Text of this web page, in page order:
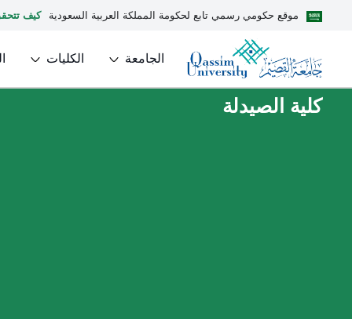
موقع حكومي رسمي تابع لحكومة المملكة العربية السعودية كيف
الجامعة الكليات
كلية الصيدلة